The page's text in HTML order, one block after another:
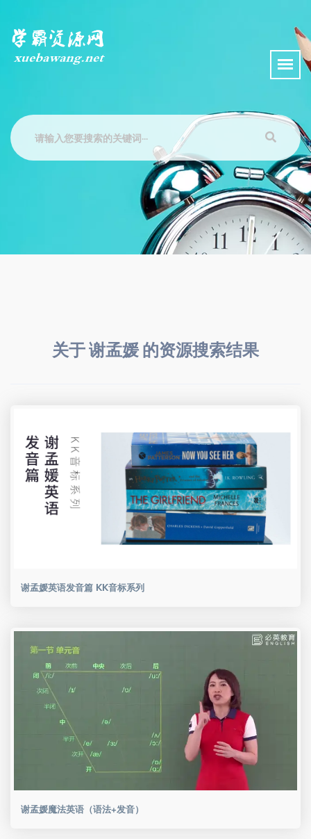
关于 谢孟媛 的资源搜索结果
谢孟媛英语发音篇 KK音标系列
谢孟媛魔法英语（语法+发音）